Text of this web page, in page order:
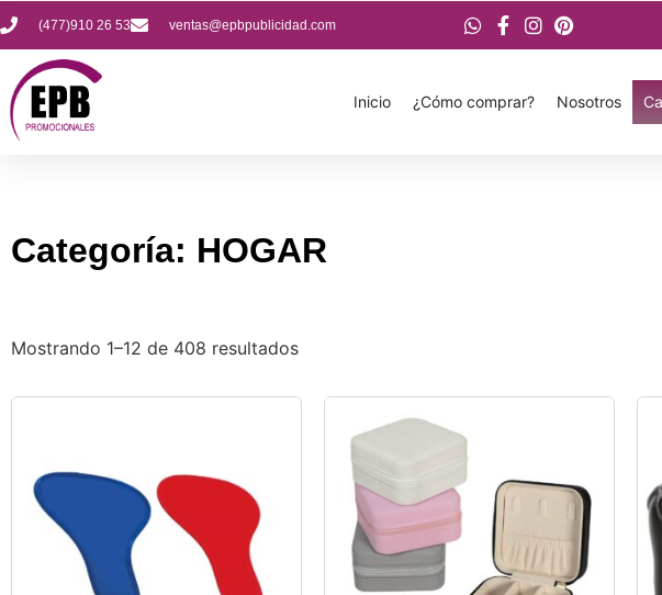
(477)910 26 53 ventas@epbpublicidad.com
Inicio ¿Cómo comprar? Nosotros
Categoría: HOGAR
Mostrando 1–12 de 408 resultados